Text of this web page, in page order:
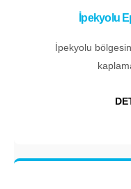
İpekyolu
İpekyolu